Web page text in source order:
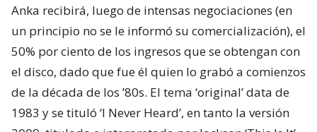
Anka recibirá, luego de intensas negociaciones (en
un principio no se le informó su comercialización), el
50% por ciento de los ingresos que se obtengan con
el disco, dado que fue él quien lo grabó a comienzos
de la década de los ’80s. El tema ‘original’ data de
1983 y se tituló ‘I Never Heard’, en tanto la versión